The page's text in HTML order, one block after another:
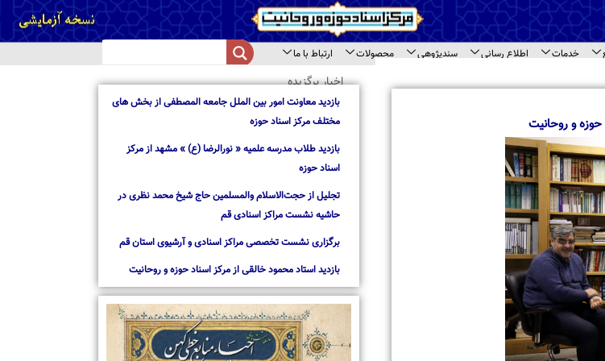
محصولات
ارتباط با ما
اخبار برگزیده
بازدید معاونت امور بین الملل جامعه المصطفی از بخش های
مختلف مرکز اسناد حوزه
بازدید طلاب مدرسه علمیه « نورالرضا (ع) » مشهد از مرکز
اسناد حوزه
تجلیل از حجت‌الاسلام والمسلمین حاج شیخ محمد نظری در
حاشیه نشست مراکز اسنادی قم
برگزاری نشست تخصصی مراکز اسنادی و آرشیوی استان قم
بازدید استاد محمود خالقی از مرکز اسناد حوزه و روحانیت